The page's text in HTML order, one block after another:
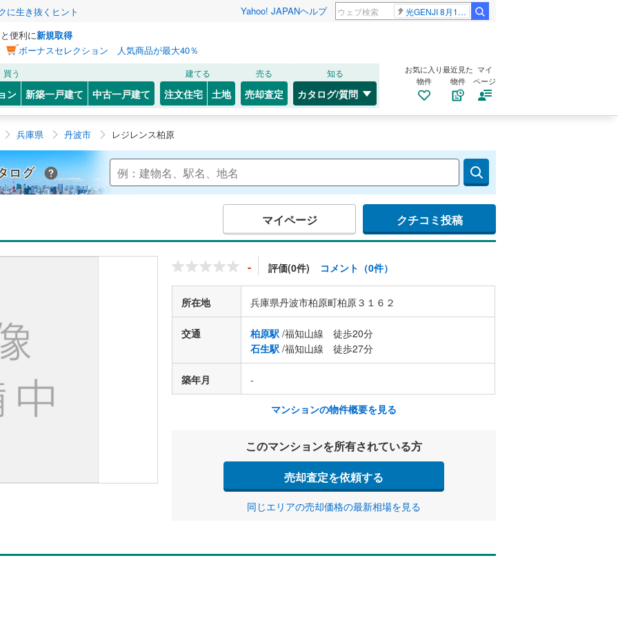
生き抜くヒント Yahoo! JAPANヘルプ 光GENJI 8月19日
便利に新規取得
ボーナスセレクション 人気商品が最大40％
買う
ン 新築一戸建て 中古一戸建て
建てる
注文住宅 土地
売る
売却査定
知る
カタログ/質問
お気に入り
物件
最近見た
物件
マイ
ページ
兵庫県 丹波市 レジレンス柏原
Yahoo!不動産 マンションカタログ
マイページ クチコミ投稿
- 評価(0件) コメント（0件）
所在地 兵庫県丹波市柏原町柏原３１６２
交通 柏原駅 /福知山線 徒歩20分
石生駅 /福知山線 徒歩27分
築年月 -
マンションの物件概要を見る
このマンションを所有されている方
売却査定を依頼する
同じエリアの売却価格の最新相場を見る